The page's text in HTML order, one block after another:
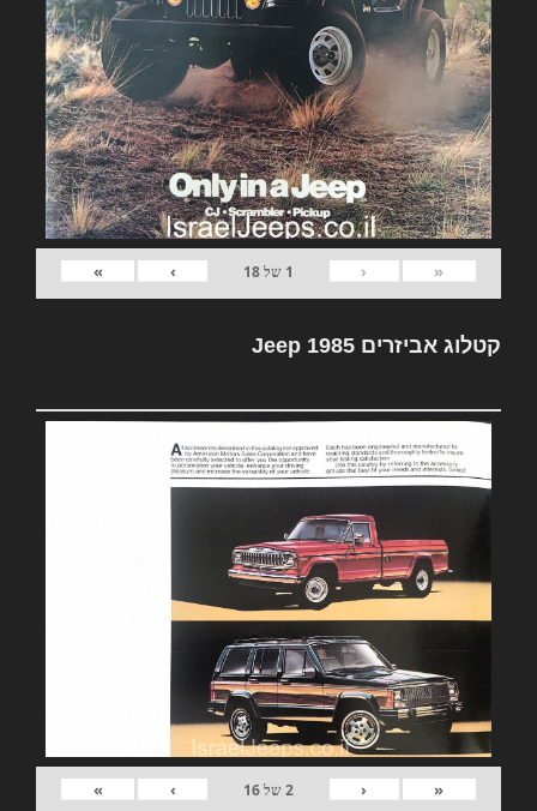
«
‹
1 של18
›
»
קטלוג אביזרים Jeep 1985
«
‹
2של16
›
»